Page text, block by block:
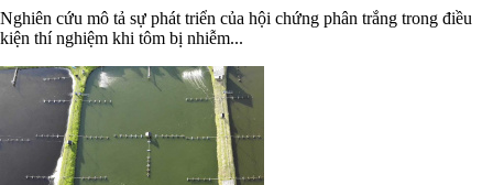
Nghiên cứu mô tả sự phát triển của hội chứng phân trắng trong điều
kiện thí nghiệm khi tôm bị nhiễm...